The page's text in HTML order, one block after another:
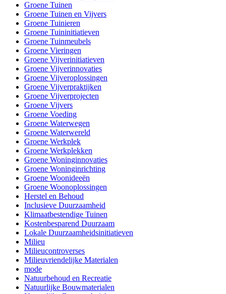
Groene Tuinen
Groene Tuinen en Vijvers
Groene Tuinieren
Groene Tuininitiatieven
Groene Tuinmeubels
Groene Vieringen
Groene Vijverinitiatieven
Groene Vijverinnovaties
Groene Vijveroplossingen
Groene Vijverpraktijken
Groene Vijverprojecten
Groene Vijvers
Groene Voeding
Groene Waterwegen
Groene Waterwereld
Groene Werkplek
Groene Werkplekken
Groene Woninginnovaties
Groene Woninginrichting
Groene Woonideeën
Groene Woonoplossingen
Herstel en Behoud
Inclusieve Duurzaamheid
Klimaatbestendige Tuinen
Kostenbesparend Duurzaam
Lokale Duurzaamheidsinitiatieven
Milieu
Milieucontroverses
Milieuvriendelijke Materialen
mode
Natuurbehoud en Recreatie
Natuurlijke Bouwmaterialen